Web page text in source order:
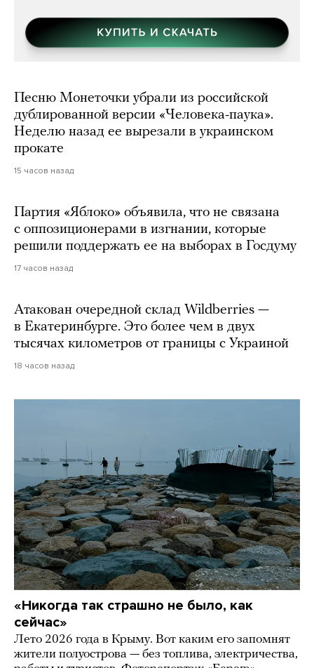
Песню Монеточки убрали из российской
дублированной версии «Человека-паука».
Неделю назад ее вырезали в украинском
прокате
15 часов назад
Партия «Яблоко» объявила, что не связана
с оппозиционерами в изгнании, которые
решили поддержать ее на выборах в Госдуму
17 часов назад
Атакован очередной склад Wildberries —
в Екатеринбурге. Это более чем в двух
тысячах километров от границы с Украиной
18 часов назад
«Никогда так страшно не было, как
сейчас»
Лето 2026 года в Крыму. Вот каким его запомнят
жители полуострова — без топлива, электричества,